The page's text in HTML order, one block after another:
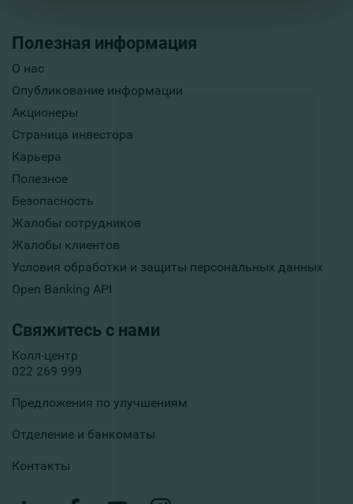
Полезная информация
О нас
Опубликование информации
Акционеры
Страница инвестора
Карьера
Полезное
Безопасность
Жалобы сотрудников
Жалобы клиентов
Условия обработки и защиты персональных данных
Open Banking API
Свяжитесь с нами
Колл-центр
022 269 999
Предложения по улучшениям
Отделение и банкоматы
Контакты